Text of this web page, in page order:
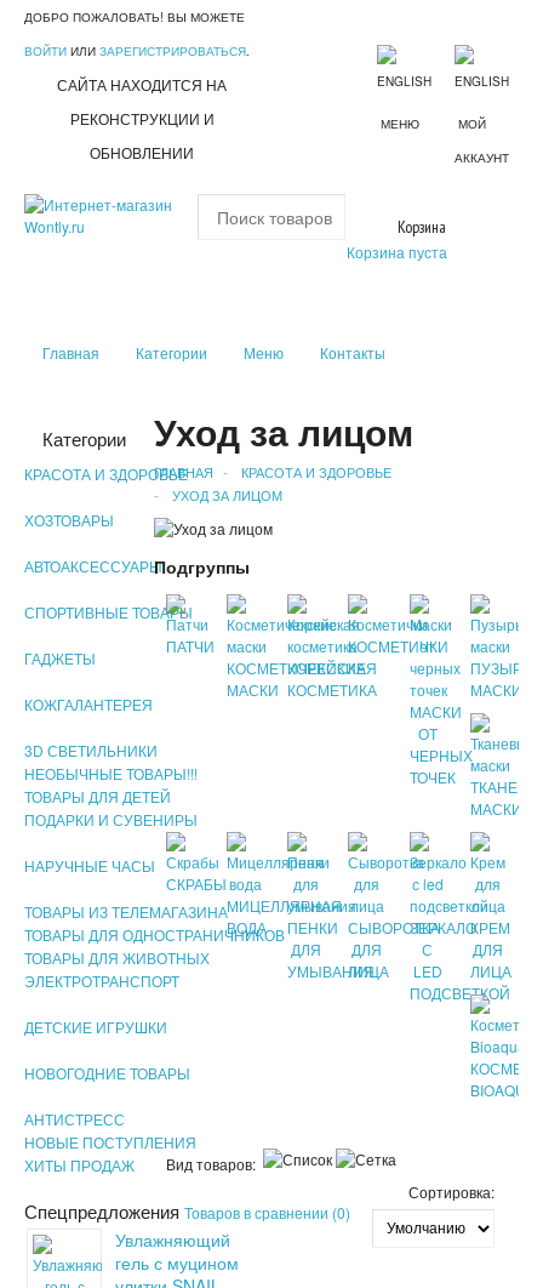
ДОБРО ПОЖАЛОВАТЬ! ВЫ МОЖЕТЕ
ВОЙТИ ИЛИ ЗАРЕГИСТРИРОВАТЬСЯ.
САЙТА НАХОДИТСЯ НА
РЕКОНСТРУКЦИИ И
ОБНОВЛЕНИИ
МЕНЮ
МОЙ
АККАУНТ
Корзина
Корзина пуста
Главная Категории Меню Контакты
Категории
КРАСОТА И ЗДОРОВЬЕ
ХОЗТОВАРЫ
АВТОАКСЕССУАРЫ
СПОРТИВНЫЕ ТОВАРЫ
ГАДЖЕТЫ
КОЖГАЛАНТЕРЕЯ
3D СВЕТИЛЬНИКИ
НЕОБЫЧНЫЕ ТОВАРЫ!!!
ТОВАРЫ ДЛЯ ДЕТЕЙ
ПОДАРКИ И СУВЕНИРЫ
НАРУЧНЫЕ ЧАСЫ
ТОВАРЫ ИЗ ТЕЛЕМАГАЗИНА
ТОВАРЫ ДЛЯ ОДНОСТРАНИЧНИКОВ
ТОВАРЫ ДЛЯ ЖИВОТНЫХ
ЭЛЕКТРОТРАНСПОРТ
ДЕТСКИЕ ИГРУШКИ
НОВОГОДНИЕ ТОВАРЫ
АНТИСТРЕСС
НОВЫЕ ПОСТУПЛЕНИЯ
ХИТЫ ПРОДАЖ
Спецпредложения
Увлажняющий
гель с муцином
Уход за лицом
ГЛАВНАЯ
КРАСОТА И ЗДОРОВЬЕ
УХОД ЗА ЛИЦОМ
Подгруппы
ПАТЧИ
КОСМЕТИЧЕКСКИЕ
МАСКИ
КОРЕЙСКАЯ
КОСМЕТИКА
КОСМЕТИЧКИ
МАСКИ
ОТ
ЧЕРНЫХ
ТОЧЕК
МАСКИ
МАСКИ
СКРАБЫ
МИЦЕЛЛЯРНАЯ
ВОДА
ПЕНКИ
ДЛЯ
УМЫВАНИЯ
СЫВОРОТКА
ДЛЯ
ЛИЦА
ЗЕРКАЛО
С
LED
ПОДСВЕТКОЙ
КРЕМ
ДЛЯ
ЛИЦА
BIOAQUA
Вид товаров:
Товаров в сравнении (0)
Сортировка: